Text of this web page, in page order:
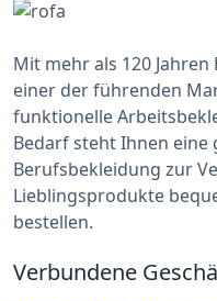
Mit mehr als 120
einer der führenden
funktionelle
Bedarf steht Ihnen eine
Berufsbekleidung zur
Lieblingsprodukte
bestellen.
Verbundene